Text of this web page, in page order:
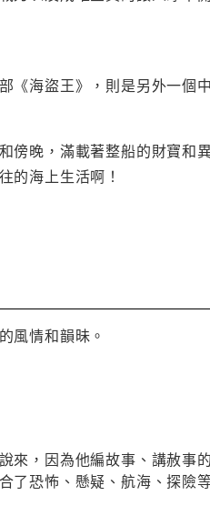
海盜王》，則是另外一個
晚，滿載著整船的財寶和
海上生活啊！
風情和韻昧。
，因為他編故事、講赦事
恐怖、懸疑、航海、探險